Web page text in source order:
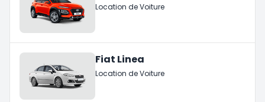
Location de Voiture
Fiat Linea
Location de Voiture